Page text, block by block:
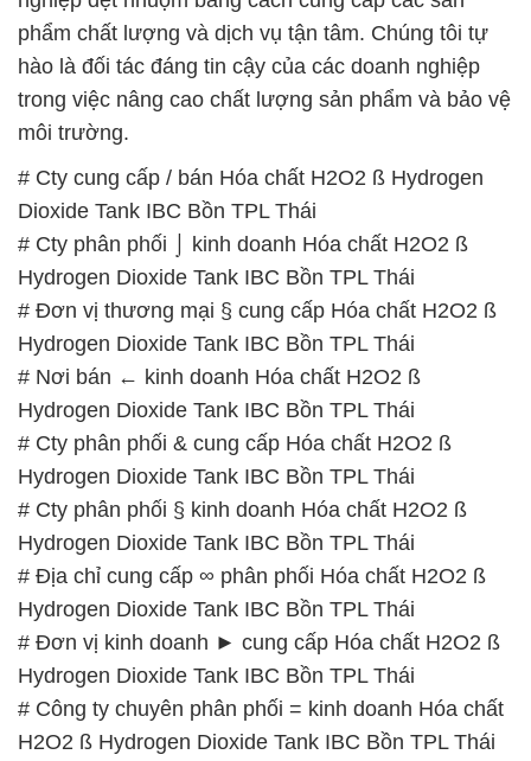
phẩm chất lượng và dịch vụ tận tâm. Chúng tôi tự
hào là đối tác đáng tin cậy của các doanh nghiệp
trong việc nâng cao chất lượng sản phẩm và bảo vệ
môi trường.
# Cty cung cấp / bán Hóa chất H2O2 ß Hydrogen
Dioxide Tank IBC Bồn TPL Thái
# Cty phân phối ⌡ kinh doanh Hóa chất H2O2 ß
Hydrogen Dioxide Tank IBC Bồn TPL Thái
# Đơn vị thương mại § cung cấp Hóa chất H2O2 ß
Hydrogen Dioxide Tank IBC Bồn TPL Thái
# Nơi bán ← kinh doanh Hóa chất H2O2 ß
Hydrogen Dioxide Tank IBC Bồn TPL Thái
# Cty phân phối & cung cấp Hóa chất H2O2 ß
Hydrogen Dioxide Tank IBC Bồn TPL Thái
# Cty phân phối § kinh doanh Hóa chất H2O2 ß
Hydrogen Dioxide Tank IBC Bồn TPL Thái
# Địa chỉ cung cấp ∞ phân phối Hóa chất H2O2 ß
Hydrogen Dioxide Tank IBC Bồn TPL Thái
# Đơn vị kinh doanh ► cung cấp Hóa chất H2O2 ß
Hydrogen Dioxide Tank IBC Bồn TPL Thái
# Công ty chuyên phân phối = kinh doanh Hóa chất
H2O2 ß Hydrogen Dioxide Tank IBC Bồn TPL Thái